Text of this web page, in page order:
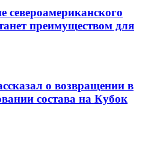
преимуществом для
о возвращении в
состава на Кубок